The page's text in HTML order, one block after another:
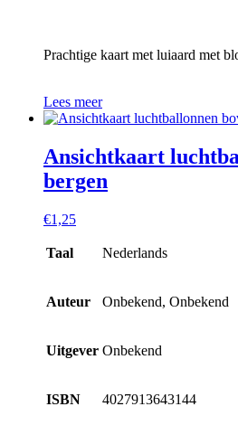
Prachtige kaart met luiaard met
Lees meer
Ansichtkaart
bergen
€1,25
Taal Nederlands
Auteur Onbekend, Onbekend
Uitgever Onbekend
ISBN 4027913643144